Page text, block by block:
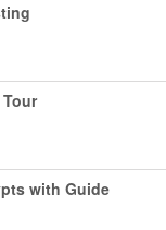
with Guide